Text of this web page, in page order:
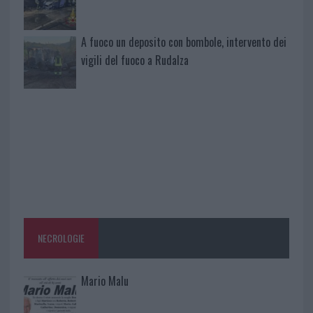
A fuoco un deposito con bombole, intervento dei
vigili del fuoco a Rudalza
NECROLOGIE
Mario Malu